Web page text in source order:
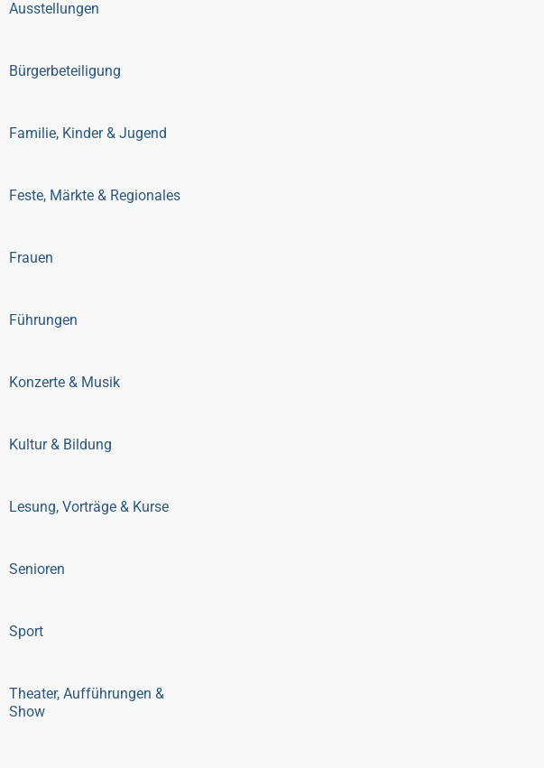
Ausstellungen
Bürgerbeteiligung
Familie, Kinder & Jugend
Feste, Märkte & Regionales
Frauen
Führungen
Konzerte & Musik
Kultur & Bildung
Lesung, Vorträge & Kurse
Senioren
Sport
Theater, Aufführungen &
Show